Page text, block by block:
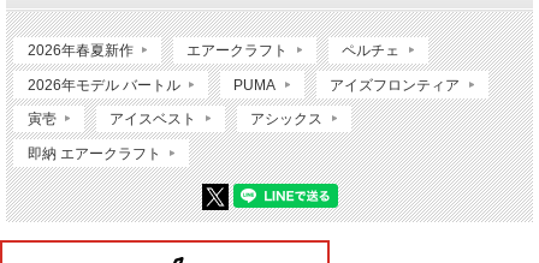
2026年春夏新作 エアークラフト ペルチェ
2026年モデル バートル PUMA アイズフロンティア
寅壱 アイスベスト アシックス
即納 エアークラフト